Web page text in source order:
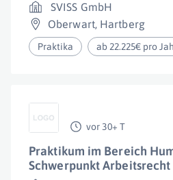
SVISS GmbH
Oberwart, Hartberg
Praktika ab 22.225€ pro
vor 30+ T
Praktikum im Bereich
Schwerpunkt